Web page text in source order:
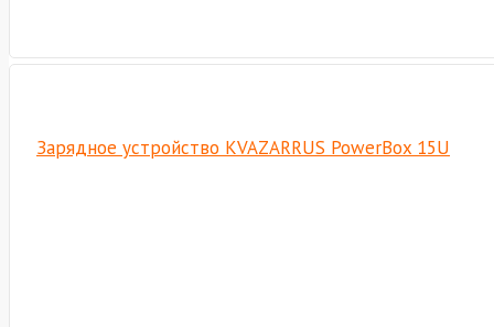
Зарядное устройство KVAZARRUS PowerBox 15U